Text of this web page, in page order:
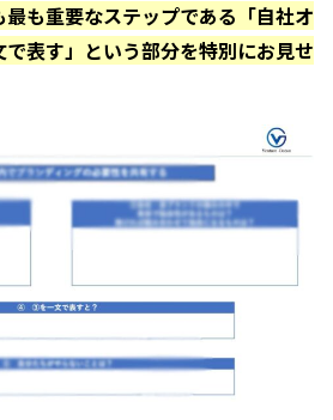
も重要なステップである「自社オ
表す」という部分を特別にお見せ